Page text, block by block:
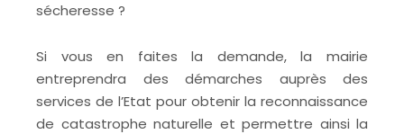
sécheresse ?
Si vous en faites la demande, la mairie
entreprendra des démarches auprès des
services de l’Etat pour obtenir la reconnaissance
de catastrophe naturelle et permettre ainsi la